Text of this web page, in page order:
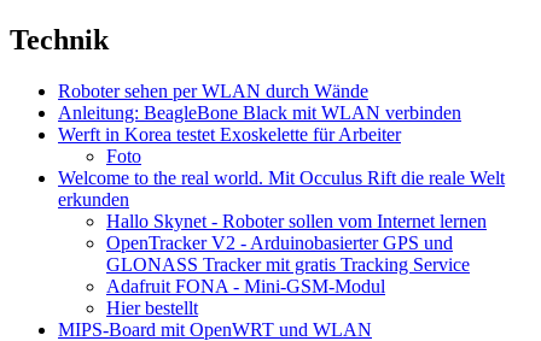
Technik
Roboter sehen per WLAN durch Wände
Anleitung: BeagleBone Black mit WLAN verbinden
Werft in Korea testet Exoskelette für Arbeiter
Foto
Welcome to the real world. Mit Occulus Rift die reale Welt
erkunden
Hallo Skynet - Roboter sollen vom Internet lernen
OpenTracker V2 - Arduinobasierter GPS und
GLONASS Tracker mit gratis Tracking Service
Adafruit FONA - Mini-GSM-Modul
Hier bestellt
MIPS-Board mit OpenWRT und WLAN